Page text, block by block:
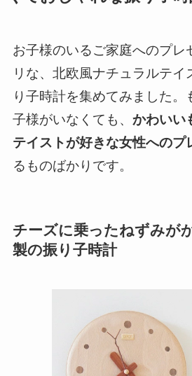
お子様のいるご家庭へのプレ
リな、北欧風ナチュラルテイ
り子時計を集めてみました。
子様がいなくても、 かわいい
テイストが好きな女性へのプ
るものばかりです。
チーズに乗ったねずみが
製の振り子時計